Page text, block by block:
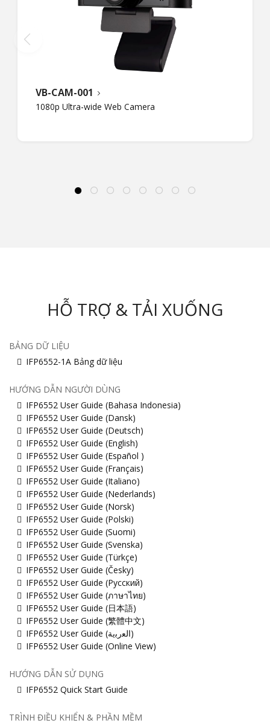
VB-CAM-001
1080p Ultra-wide Web Camera
HỖ TRỢ & TẢI XUỐNG
BẢNG DỮ LIỆU
IFP6552-1A Bảng dữ liệu
HƯỚNG DẪN NGƯỜI DÙNG
IFP6552 User Guide (Bahasa Indonesia)
IFP6552 User Guide (Dansk)
IFP6552 User Guide (Deutsch)
IFP6552 User Guide (English)
IFP6552 User Guide (Español )
IFP6552 User Guide (Français)
IFP6552 User Guide (Italiano)
IFP6552 User Guide (Nederlands)
IFP6552 User Guide (Norsk)
IFP6552 User Guide (Polski)
IFP6552 User Guide (Suomi)
IFP6552 User Guide (Svenska)
IFP6552 User Guide (Türkçe)
IFP6552 User Guide (Česky)
IFP6552 User Guide (Русский)
IFP6552 User Guide (ภาษาไทย)
IFP6552 User Guide (日本語)
IFP6552 User Guide (繁體中文)
IFP6552 User Guide (ﺍﻟﻌﺭﺑﻳﺔ)
IFP6552 User Guide (Online View)
HƯỚNG DẪN SỬ DỤNG
IFP6552 Quick Start Guide
TRÌNH ĐIỀU KHIỂN & PHẦN MỀM